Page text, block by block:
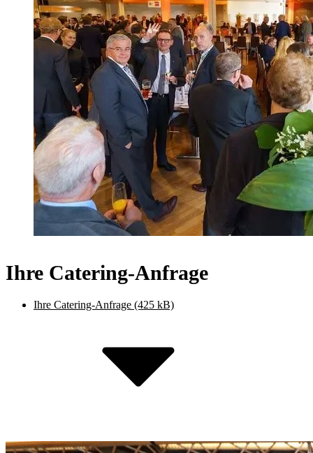
Ihre Catering-Anfrage
Ihre Catering-Anfrage (425 kB)